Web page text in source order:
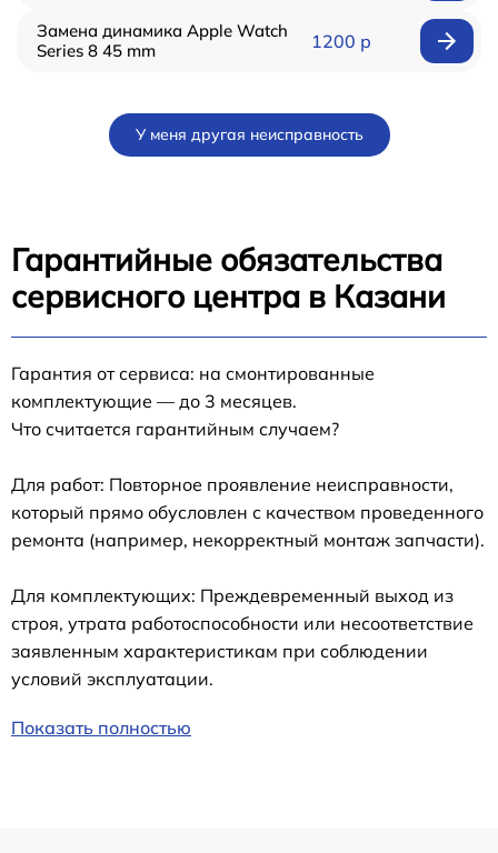
Замена динамика Apple Watch
Series 8 45 mm
1200 р
У меня другая неисправность
Гарантийные обязательства
сервисного центра в Казани
Гарантия от сервиса: на смонтированные
комплектующие — до 3 месяцев.
Что считается гарантийным случаем?
Для работ: Повторное проявление неисправности,
который прямо обусловлен с качеством проведенного
ремонта (например, некорректный монтаж запчасти).
Для комплектующих: Преждевременный выход из
строя, утрата работоспособности или несоответствие
заявленным характеристикам при соблюдении
условий эксплуатации.
Показать полностью